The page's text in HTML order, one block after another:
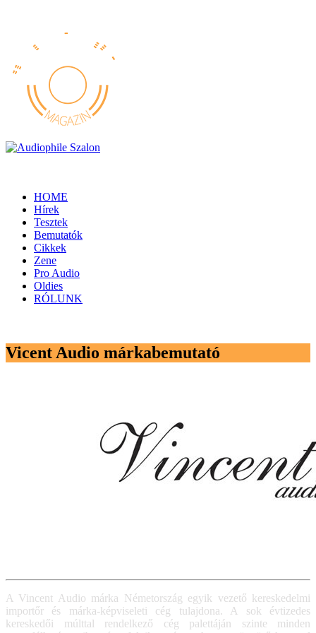
HOME
Hírek
Tesztek
Bemutatók
Cikkek
Zene
Pro Audio
Oldies
RÓLUNK
Vicent Audio márkabemutató
A Vincent Audio márka Németország egyik vezető kereskedelmi
importőr és márka-képviseleti cég tulajdona. A sok évtizedes
kereskedői múlttal rendelkező cég palettáján szinte minden